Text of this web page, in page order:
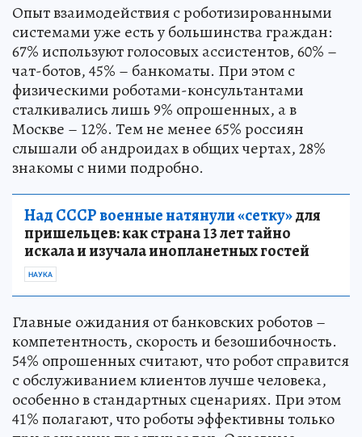
Опыт взаимодействия с роботизированными
системами уже есть у большинства граждан:
67% используют голосовых ассистентов, 60% –
чат-ботов, 45% – банкоматы. При этом с
физическими роботами-консультантами
сталкивались лишь 9% опрошенных, а в
Москве – 12%. Тем не менее 65% россиян
слышали об андроидах в общих чертах, 28%
знакомы с ними подробно.
Над СССР военные натянули «сетку»для
пришельцев: как страна 13 лет тайно
искала и изучала инопланетных гостей
НАУКА
Главные ожидания от банковских роботов –
компетентность, скорость и безошибочность.
54% опрошенных считают, что робот справится
с обслуживанием клиентов лучше человека,
особенно в стандартных сценариях. При этом
41% полагают, что роботы эффективны только